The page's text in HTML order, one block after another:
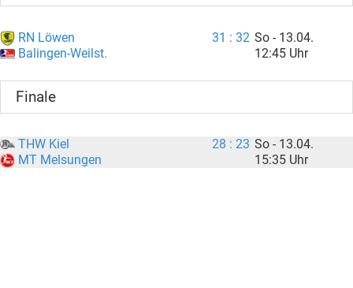
RN Löwen
Balingen-Weilst.
31 : 32 So - 13.04.
12:45 Uhr
Finale
THW Kiel
MT Melsungen
28 : 23 So - 13.04.
15:35 Uhr